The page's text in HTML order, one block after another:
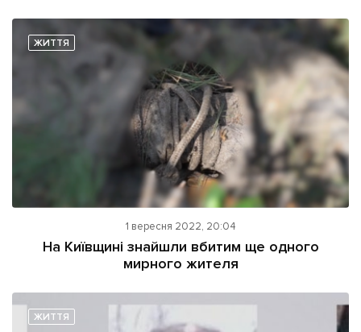
ЖИТТЯ
1 вересня 2022, 20:04
На Київщині знайшли вбитим ще одного
мирного жителя
ЖИТТЯ